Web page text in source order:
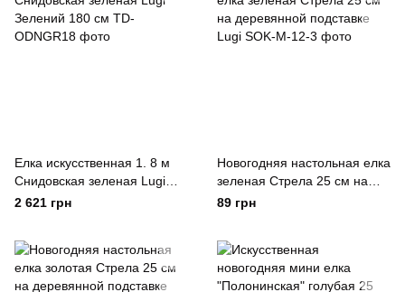
Елка искусственная 1. 8 м
Снидовская зеленая Lugi
Зелений 180 см
2 621 грн
Новогодняя настольная елка
зеленая Стрела 25 см на
деревянной подставке Lugi
89 грн